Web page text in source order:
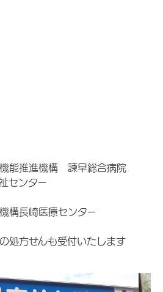
能推進機構 諫早総合病院
センター
構長崎医療センター
処方せんも受付いたします